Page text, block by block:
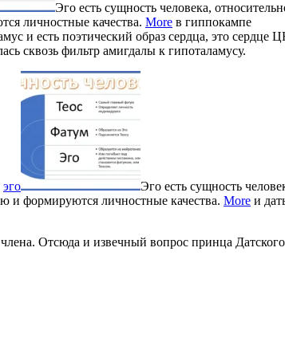
Эго есть сущность человека,
личностные качества. More в гиппокампе
и есть поэтический образ сердца, это сердце
сквозь фильтр амигдалы к гипоталамусу.
эго
Эго есть сущность
и формируются личностные качества. More и
Отсюда и извечный вопрос принца Датского